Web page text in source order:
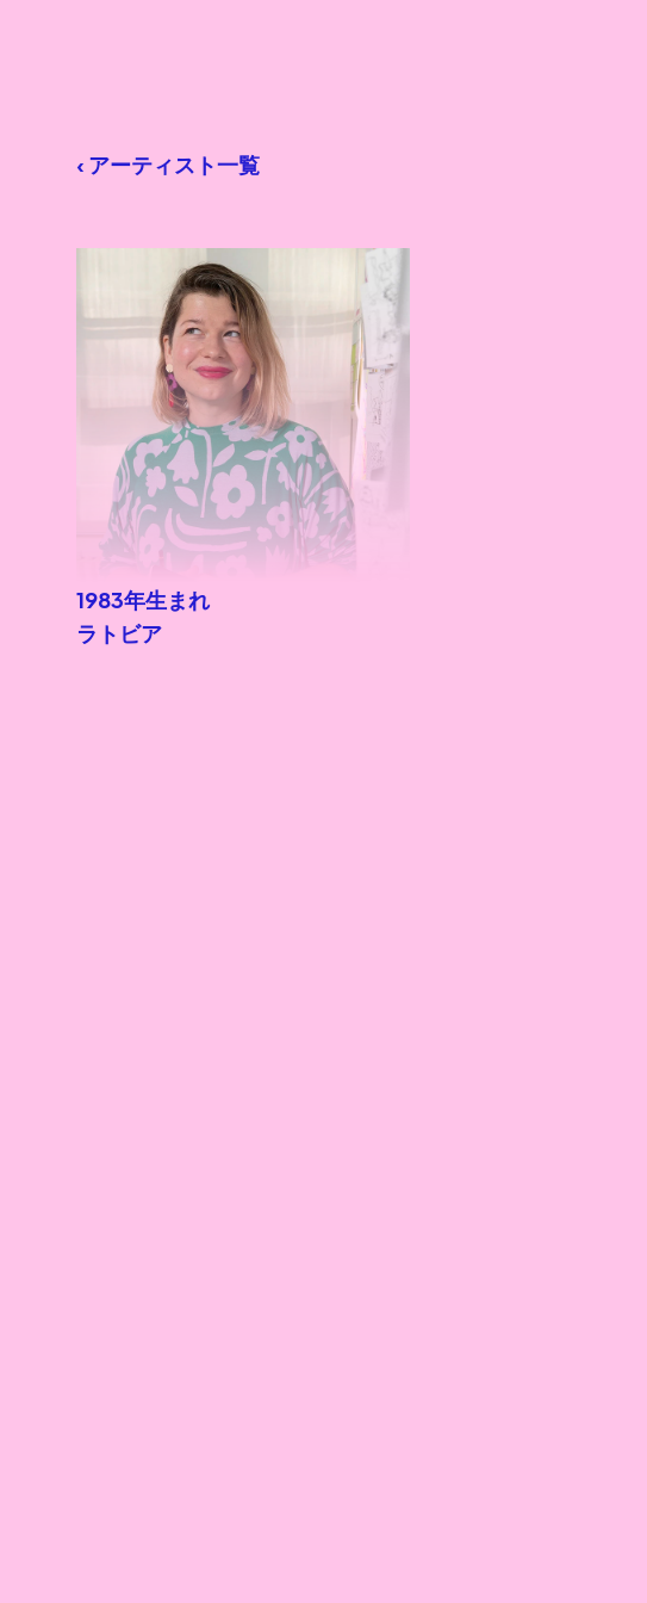
‹ アーティスト一覧
1983年生まれ
ラトビア